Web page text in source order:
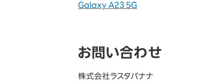
Galaxy A23 5G
お問い合わせ
株式会社ラスタバナナ